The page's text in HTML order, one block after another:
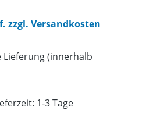
zzgl. Versandkosten
(innerhalb
1-3 Tage